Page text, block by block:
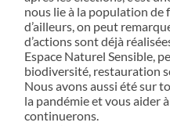
nous lie à la population de
d’ailleurs, on peut
d’actions sont déjà
Espace Naturel Sensible,
biodiversité, restauration
Nous avons aussi été sur
la pandémie et vous aider
continuerons.